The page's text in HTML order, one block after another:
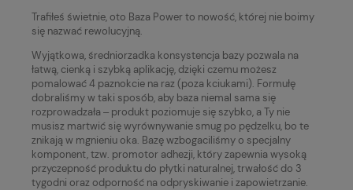
Trafiłeś świetnie, oto Baza Power to nowość, której nie boimy
się nazwać rewolucyjną.
Wyjątkowa, średniorzadka konsystencja bazy pozwala na
łatwą, cienką i szybką aplikację, dzięki czemu możesz
pomalować 4 paznokcie na raz (poza kciukami). Formułę
dobraliśmy w taki sposób, aby baza niemal sama się
rozprowadzała ‒ produkt poziomuje się szybko, a Ty nie
musisz martwić się wyrównywanie smug po pędzelku, bo te
znikają w mgnieniu oka. Bazę wzbogaciliśmy o specjalny
komponent, tzw. promotor adhezji, który zapewnia wysoką
przyczepność produktu do płytki naturalnej, trwałość do 3
tygodni oraz odporność na odpryskiwanie i zapowietrzanie.